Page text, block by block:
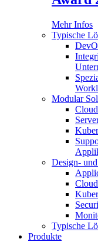
Mehr Infos
Typische
Modular
Design-
Typische
Produkte